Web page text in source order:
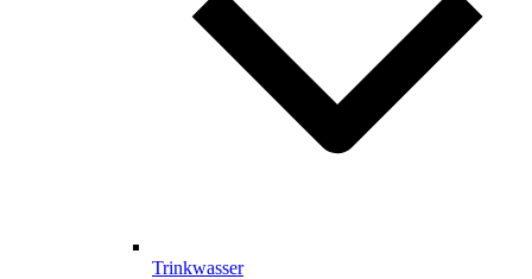
Trinkwasser